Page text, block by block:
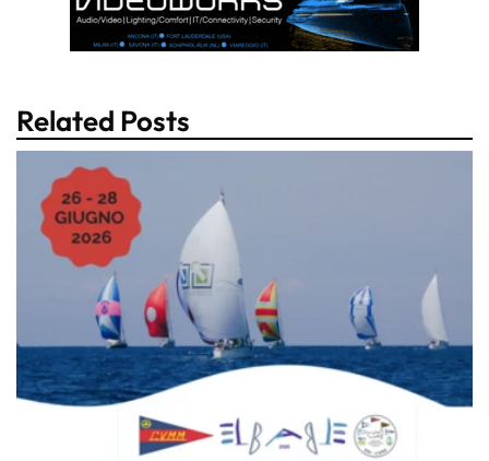
Related Posts